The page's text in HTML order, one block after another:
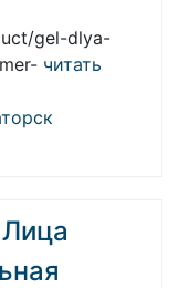
gel-dlya-
читать